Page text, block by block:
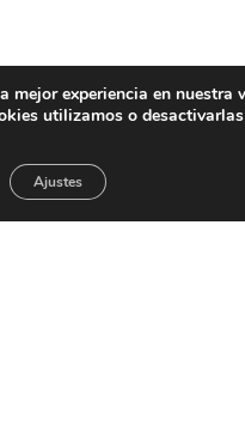
mejor experiencia en nuestra
utilizamos o
Ajustes